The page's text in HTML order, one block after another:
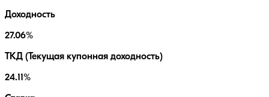
Доходность
27.06%
ТКД (Текущая купонная доходность)
24.11%